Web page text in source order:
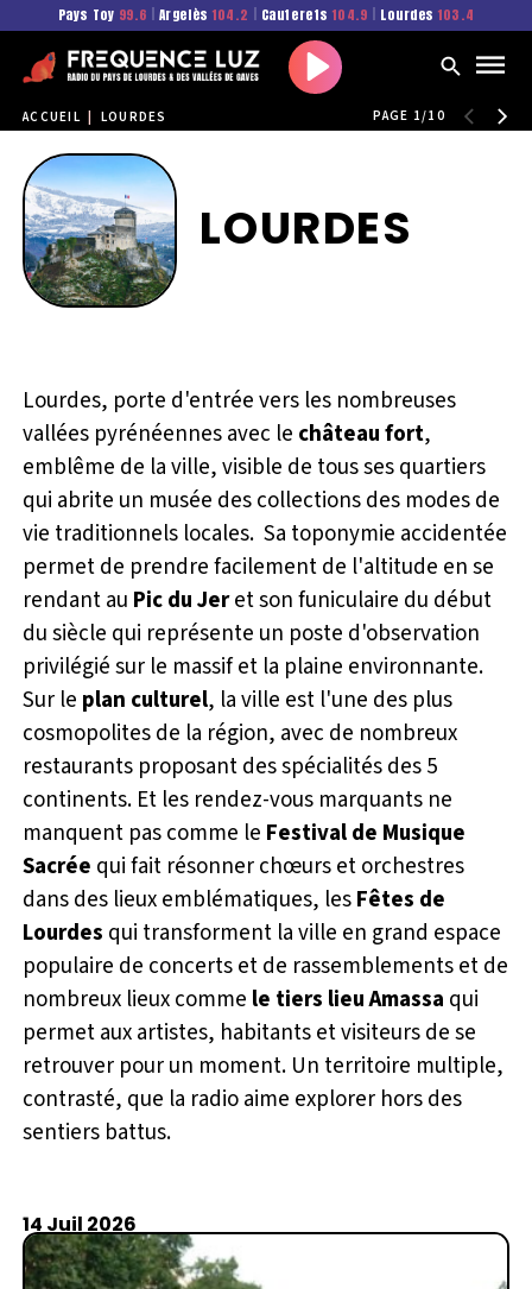
Pays Toy 99.6 Argelès 104.2 Cauterets 104.9 Lourdes 103.4
Play
ACCUEIL LOURDES PAGE 1/10
LOURDES
Lourdes, porte d'entrée vers les nombreuses
vallées pyrénéennes avec le château fort,
emblême de la ville, visible de tous ses quartiers
qui abrite un musée des collections des modes de
vie traditionnels locales. Sa toponymie accidentée
permet de prendre facilement de l'altitude en se
rendant au Pic du Jeret son funiculaire du début
du siècle qui représente un poste d'observation
privilégié sur le massif et la plaine environnante.
Sur le plan culturel, la ville est l'une des plus
cosmopolites de la région, avec de nombreux
restaurants proposant des spécialités des 5
continents. Et les rendez-vous marquants ne
manquent pas comme le Festival de Musique
Sacrée qui fait résonner chœurs et orchestres
dans des lieux emblématiques, lesFêtes de
Lourdes qui transforment la ville en grand espace
populaire de concerts et de rassemblements et de
nombreux lieux comme le tiers lieuAmassa qui
permet aux artistes, habitants et visiteurs de se
retrouver pour un moment. Un territoire multiple,
contrasté, que la radio aime explorer hors des
sentiers battus.
14 Juil 2026